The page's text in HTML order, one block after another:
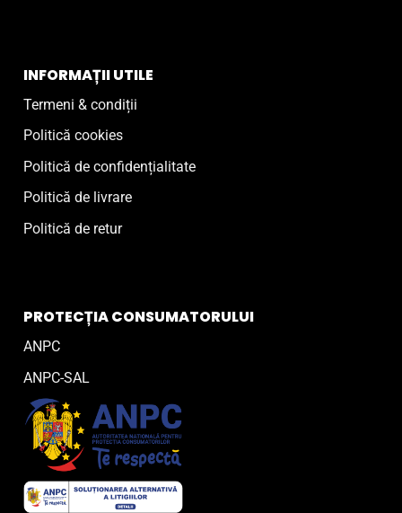
INFORMAȚII UTILE
Termeni & condiții
Politică cookies
Politică de confidențialitate
Politică de livrare
Politică de retur
PROTECȚIA CONSUMATORULUI
ANPC
ANPC-SAL